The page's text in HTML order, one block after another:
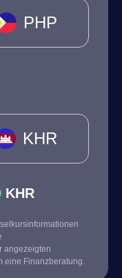
PHP
KHR
KHR
angezeigten
eine Finanzberatung.